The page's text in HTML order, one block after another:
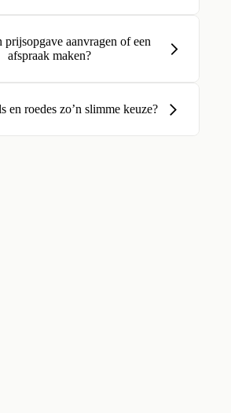
prijsopgave aanvragen of een
afspraak maken?
en roedes zo’n slimme keuze?